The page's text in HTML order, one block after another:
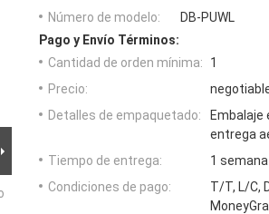
Número de modelo:
DB-PUWL
Pago y Envío Términos:
Cantidad de orden mínima:
1
Precio:
Detalles de empaquetado:
Embalaje
entrega
Tiempo de entrega:
1
Condiciones de pago:
T/T, L/C,